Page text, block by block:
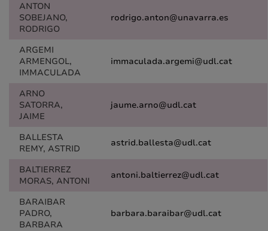
ANTON
SOBEJANO,
RODRIGO
rodrigo.anton@unavarra.es
ARGEMI
ARMENGOL,
IMMACULADA
immaculada.argemi@udl.cat
ARNO
SATORRA,
JAIME
jaume.arno@udl.cat
BALLESTA
REMY, ASTRID
astrid.ballesta@udl.cat
BALTIERREZ
MORAS, ANTONI
antoni.baltierrez@udl.cat
BARAIBAR
PADRO,
BARBARA
barbara.baraibar@udl.cat